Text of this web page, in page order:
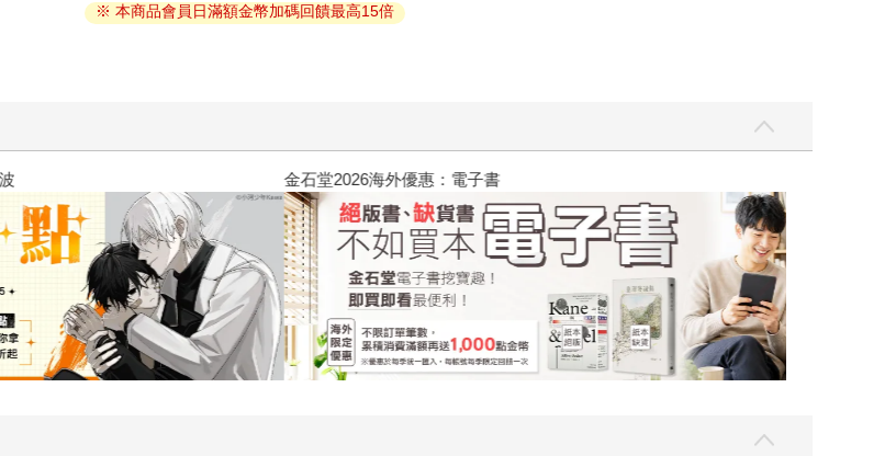
※ 本商品會員日滿額金幣加碼回饋最高15倍
2026金石堂暑假漫博〈你好，我吃一點〉第二波